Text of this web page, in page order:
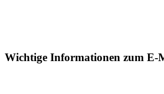
Wichtige Informationen zum E-